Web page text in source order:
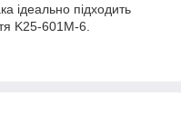
ідеально підходить
K25-601M-6.